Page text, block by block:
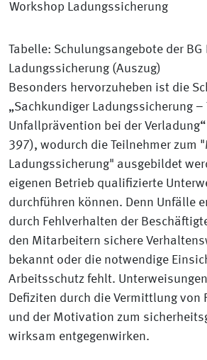
Workshop Ladungssicherung
Tabelle: Schulungsangebote der BG
Ladungssicherung (Auszug)
Besonders hervorzuheben ist die
„Sachkundiger Ladungssicherung –
Unfallprävention bei der
397), wodurch die Teilnehmer zum
Ladungssicherung" ausgebildet
eigenen Betrieb qualifizierte
durchführen können. Denn Unfälle
durch Fehlverhalten der
den Mitarbeitern sichere
bekannt oder die notwendige
Arbeitsschutz fehlt.
Defiziten durch die Vermittlung von
und der Motivation zum
wirksam entgegenwirken.